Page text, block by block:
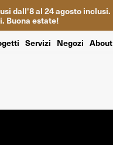
dall'8al 24agosto inclusi.
. Buona estate!
Servizi Negozi About